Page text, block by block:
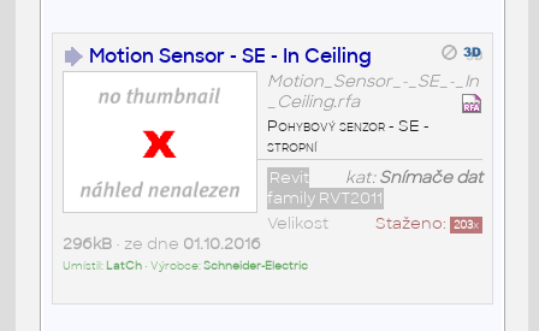
Motion Sensor - SE - In Ceiling
Motion_Sensor_-_SE_-_In
_Ceiling.rfa
Pohybový senzor - SE -
stropní
kat:Snímače dat
Revit
family RVT2011
Staženo: 203x
Velikost
296kB• ze dne 01.10.2016
Umístil: LatCh• Výrobce:Schneider-Electric